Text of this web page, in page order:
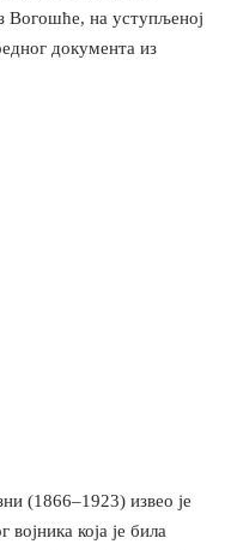
Вогошће, на уступљеној
документа из
(1866–1923) извео је
која је била